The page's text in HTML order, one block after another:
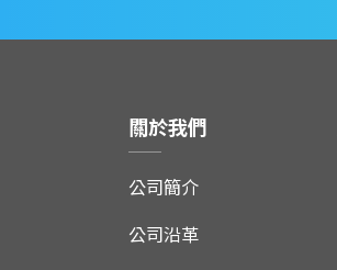
關於我們
公司簡介
公司沿革